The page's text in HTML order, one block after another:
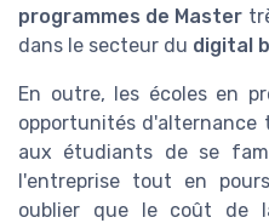
programmes de Master
dans le secteur du digital
En outre, les écoles en
opportunités
aux étudiants de se
l'entreprise tout en
oublier que le coût de